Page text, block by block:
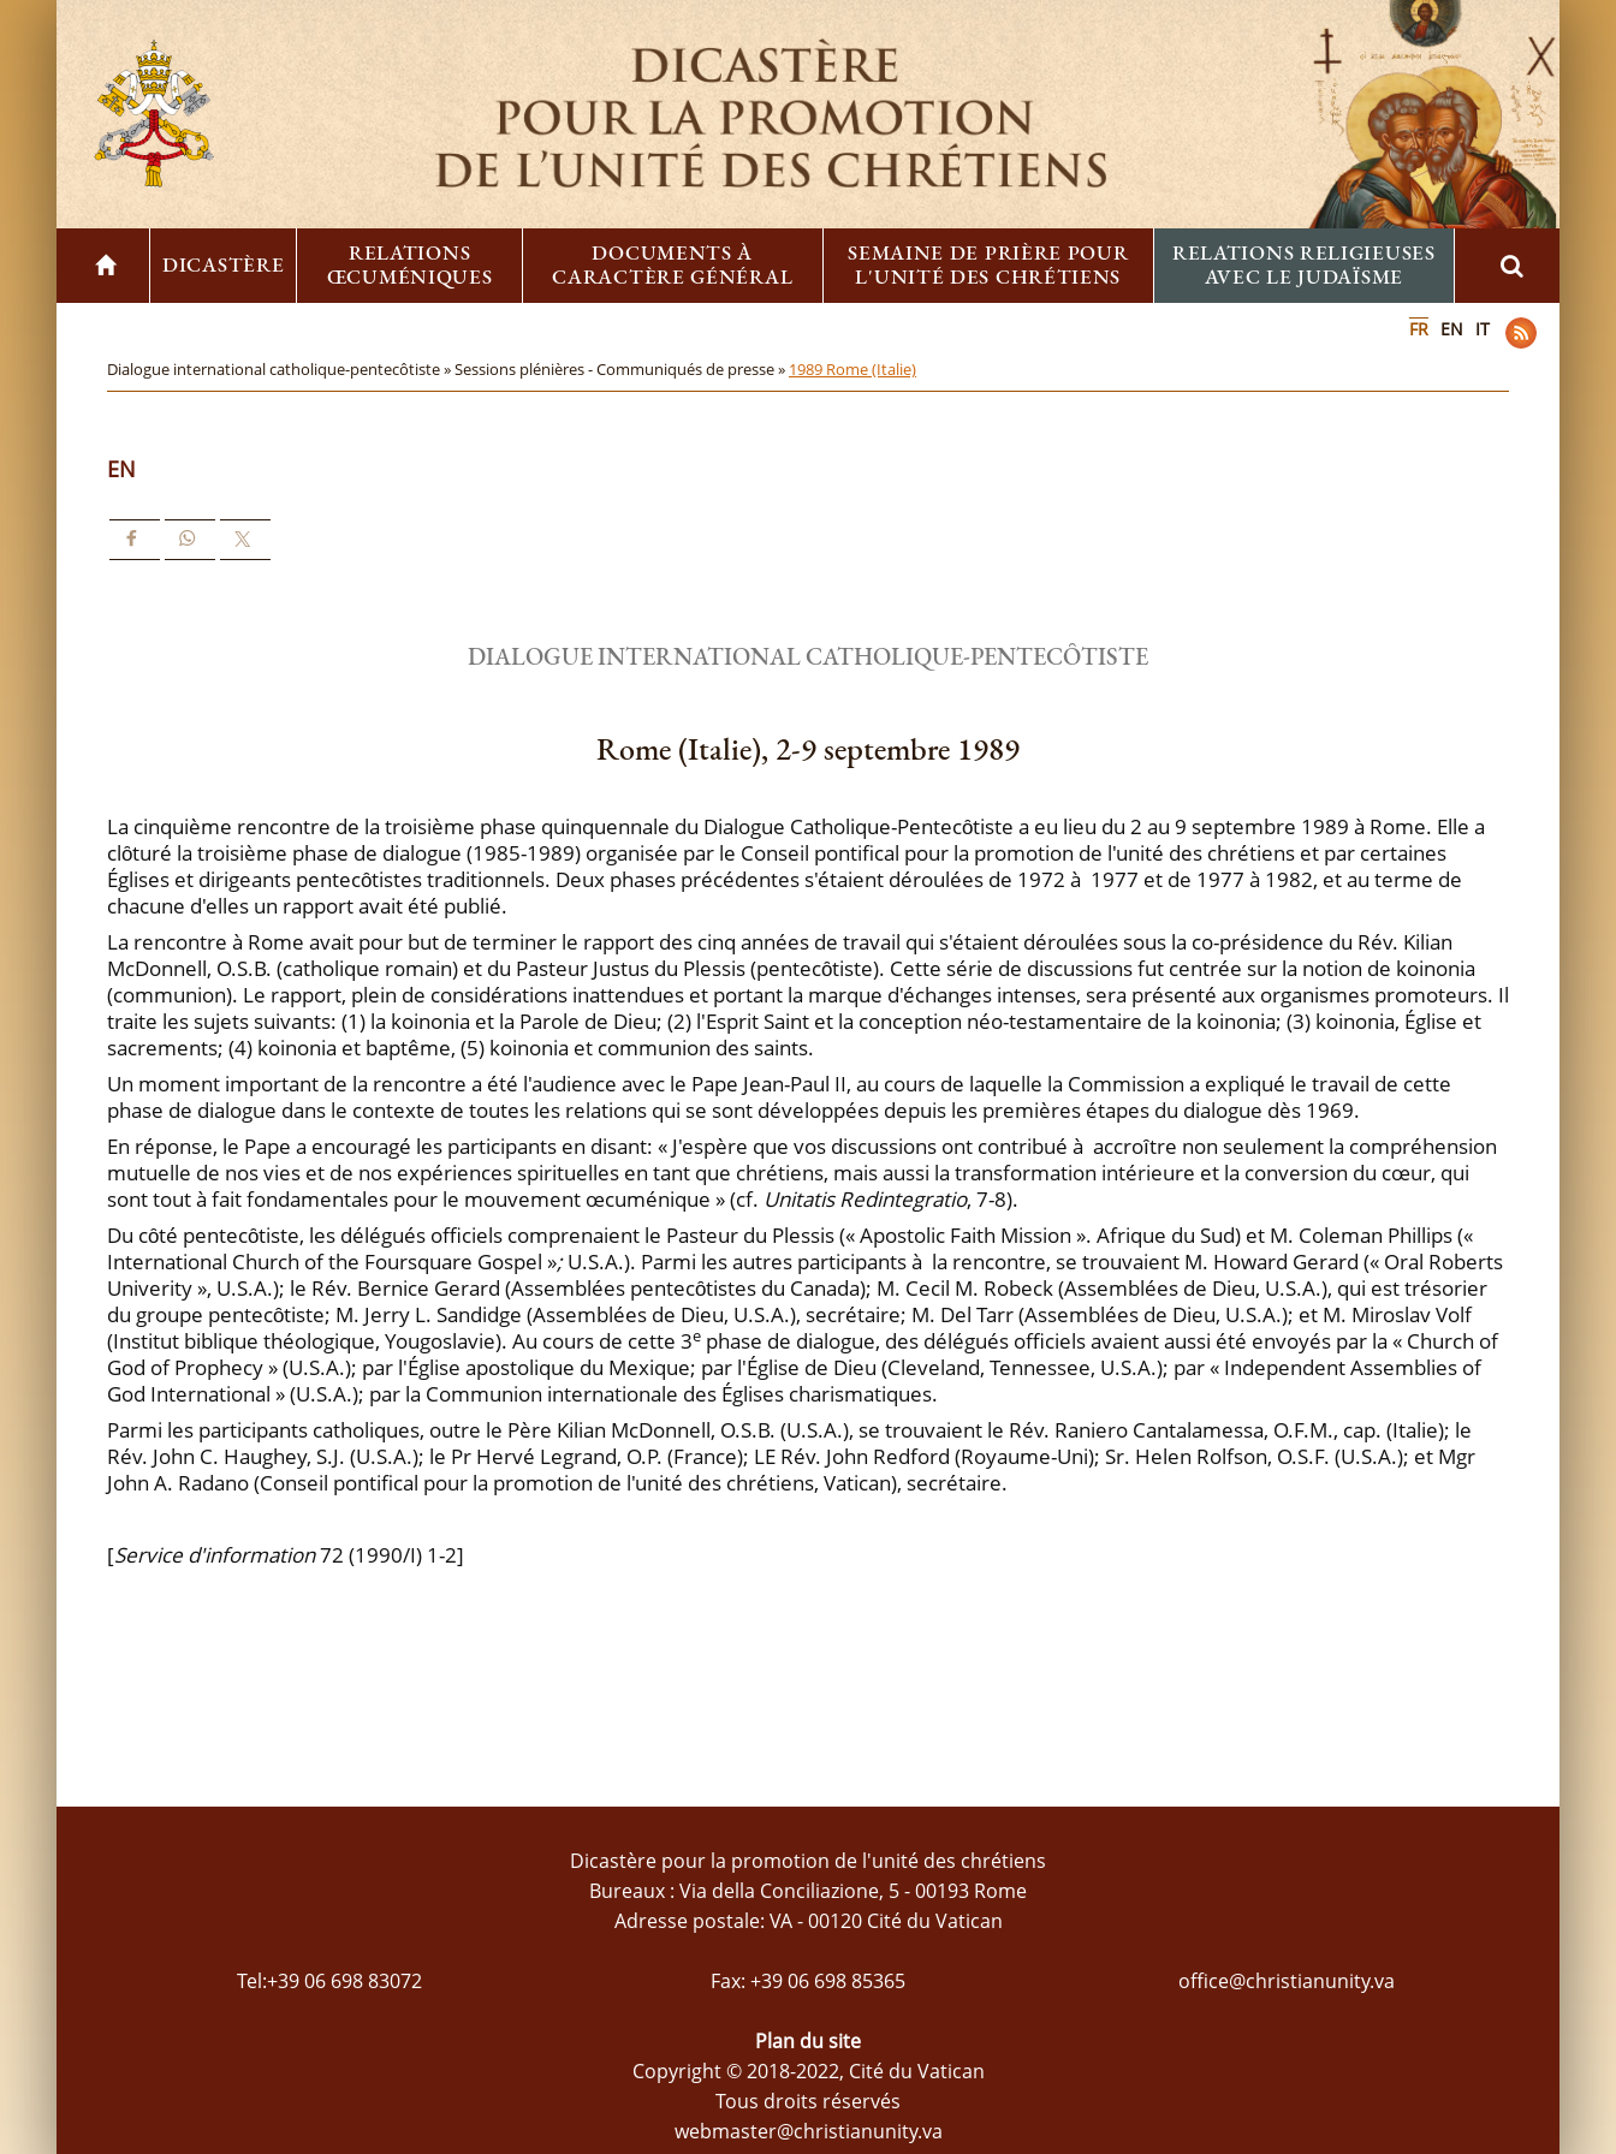
DICASTÈRE
RELATIONS
ŒCUMÉNIQUES
DOCUMENTS À
CARACTÈRE GÉNÉRAL
SEMAINE DE PRIÈRE POUR
L'UNITÉ DES CHRÉTIENS
RELATIONS RELIGIEUSES
AVEC LE JUDAÏSME
FR EN IT
Dialogue international catholique-pentecôtiste »Sessions plénières - Communiqués de presse » 1989 Rome (Italie)
EN
DIALOGUE INTERNATIONAL CATHOLIQUE-PENTECȎTISTE
Rome (Italie), 2-9 septembre 1989
La cinquième rencontre de la troisième phase quinquennale du Dialogue Catholique-Pentecȏtiste a eu lieu du 2 au 9 septembre 1989 à Rome. Elle a
clȏturé la troisième phase de dialogue (1985-1989) organisée par le Conseil pontifical pour la promotion de l'unité des chrétiens et par certaines
Églises et dirigeants pentecȏtistes traditionnels. Deux phases précédentes s'étaient déroulées de 1972 à 1977 et de 1977 à 1982, et au terme de
chacune d'elles un rapport avait été publié.
La rencontre à Rome avait pour but de terminer le rapport des cinq années de travail qui s'étaient déroulées sous la co-présidence du Rév. Kilian
McDonnell, O.S.B. (catholique romain) et du Pasteur Justus du Plessis (pentecȏtiste). Cette série de discussions fut centrée sur la notion de koinonia
(communion). Le rapport, plein de considérations inattendues et portant la marque d'échanges intenses, sera présenté aux organismes promoteurs. Il
traite les sujets suivants: (1) la koinonia et la Parole de Dieu; (2) l'Esprit Saint et la conception néo-testamentaire de la koinonia; (3) koinonia, Église et
sacrements; (4) koinonia et baptême, (5) koinonia et communion des saints.
Un moment important de la rencontre a été l'audience avec le Pape Jean-Paul II, au cours de laquelle la Commission a expliqué le travail de cette
phase de dialogue dans le contexte de toutes les relations qui se sont développées depuis les premières étapes du dialogue dès 1969.
En réponse, le Pape a encouragé les participants en disant: « J'espère que vos discussions ont contribué à accroȋtre non seulement la compréhension
mutuelle de nos vies et de nos expériences spirituelles en tant que chrétiens, mais aussi la transformation intérieure et la conversion du cœur, qui
sont tout à fait fondamentales pour le mouvement œcuménique » (cf. Unitatis Redintegratio, 7-8).
Du cȏté pentecȏtiste, les délégués officiels comprenaient le Pasteur du Plessis (« Apostolic Faith Mission ». Afrique du Sud) et M. Coleman Phillips («
International Church of the Foursquare Gospel »;U.S.A.). Parmi les autres participants à la rencontre, se trouvaient M. Howard Gerard (« Oral Roberts
Univerity », U.S.A.); le Rév. Bernice Gerard (Assemblées pentecȏtistes du Canada); M. Cecil M. Robeck (Assemblées de Dieu, U.S.A.), qui est trésorier
du groupe pentecȏtiste; M. Jerry L. Sandidge (Assemblées de Dieu, U.S.A.), secrétaire; M. Del Tarr (Assemblées de Dieu, U.S.A.); et M. Miroslav Volf
(Institut biblique théologique, Yougoslavie). Au cours de cette 3e phase de dialogue, des délégués officiels avaient aussi été envoyés par la « Church of
God of Prophecy » (U.S.A.); par l'Église apostolique du Mexique; par l'Église de Dieu (Cleveland, Tennessee, U.S.A.); par « Independent Assemblies of
God International » (U.S.A.); par la Communion internationale des Églises charismatiques.
Parmi les participants catholiques, outre le Père Kilian McDonnell, O.S.B. (U.S.A.), se trouvaient le Rév. Raniero Cantalamessa, O.F.M., cap. (Italie); le
Rév. John C. Haughey, S.J. (U.S.A.); le Pr Hervé Legrand, O.P. (France); LE Rév. John Redford (Royaume-Uni); Sr. Helen Rolfson, O.S.F. (U.S.A.); et Mgr
John A. Radano (Conseil pontifical pour la promotion de l'unité des chrétiens, Vatican), secrétaire.
[Service d'information72 (1990/I) 1-2]
Dicastère pour la promotion de l'unité des chrétiens
Bureaux : Via della Conciliazione, 5 - 00193 Rome
Adresse postale: VA - 00120 Cité du Vatican
Tel:+39 06 698 83072 Fax: +39 06 698 85365 office@christianunity.va
Plan du site
Copyright © 2018-2022, Cité du Vatican
Tous droits réservés
webmaster@christianunity.va